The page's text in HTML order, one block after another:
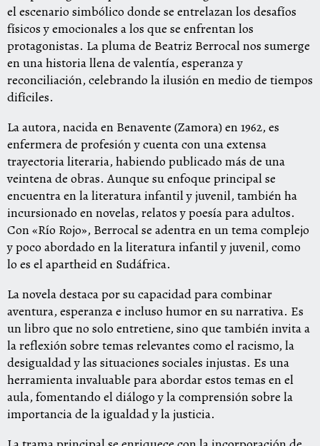
el escenario simbólico donde se entrelazan los desafíos
físicos y emocionales a los que se enfrentan los
protagonistas. La pluma de Beatriz Berrocal nos sumerge
en una historia llena de valentía, esperanza y
reconciliación, celebrando la ilusión en medio de tiempos
difíciles.
La autora, nacida en Benavente (Zamora) en 1962, es
enfermera de profesión y cuenta con una extensa
trayectoria literaria, habiendo publicado más de una
veintena de obras. Aunque su enfoque principal se
encuentra en la literatura infantil y juvenil, también ha
incursionado en novelas, relatos y poesía para adultos.
Con «Río Rojo», Berrocal se adentra en un tema complejo
y poco abordado en la literatura infantil y juvenil, como
lo es el apartheid en Sudáfrica.
La novela destaca por su capacidad para combinar
aventura, esperanza e incluso humor en su narrativa. Es
un libro que no solo entretiene, sino que también invita a
la reflexión sobre temas relevantes como el racismo, la
desigualdad y las situaciones sociales injustas. Es una
herramienta invaluable para abordar estos temas en el
aula, fomentando el diálogo y la comprensión sobre la
importancia de la igualdad y la justicia.